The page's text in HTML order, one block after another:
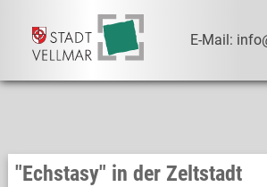
E-Mail:
"Echstasy" in der Zeltstadt